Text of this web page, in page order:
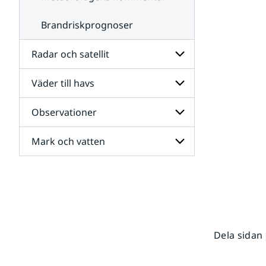
Brandriskprognoser
Radar och satellit
Undersidor
för
Radar
och
satellit
Väder till havs
Undersidor
för
Väder
till
havs
Observationer
Undersidor
för
Mark och vatten
Dela sidan